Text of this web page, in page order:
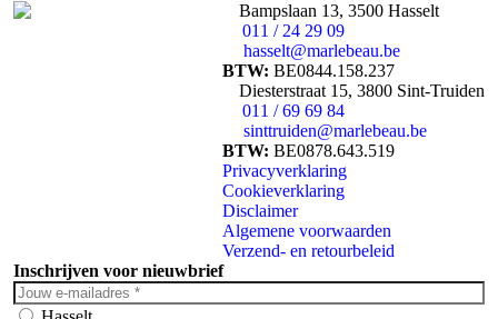
Bampslaan 13, 3500 Hasselt
011 / 24 29 09
hasselt@marlebeau.be
BTW: BE0844.158.237
Diesterstraat 15, 3800 Sint-Truiden
011 / 69 69 84
sinttruiden@marlebeau.be
BTW: BE0878.643.519
Privacyverklaring
Cookieverklaring
Disclaimer
Algemene voorwaarden
Verzend- en retourbeleid
Inschrijven voor nieuwbrief